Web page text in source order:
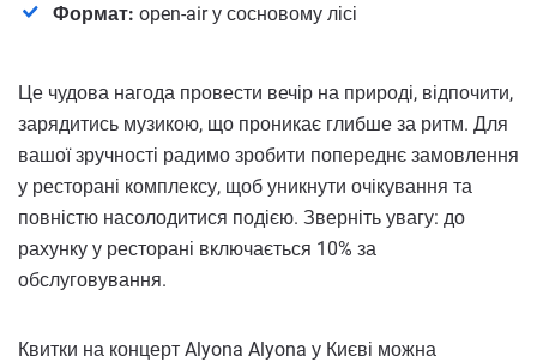
Формат: open-air у сосновому лісі
Це чудова нагода провести вечір на природі, відпочити,
зарядитись музикою, що проникає глибше за ритм. Для
вашої зручності радимо зробити попереднє замовлення
у ресторані комплексу, щоб уникнути очікування та
повністю насолодитися подією. Зверніть увагу: до
рахунку у ресторані включається 10% за
обслуговування.
Квитки на концерт Alyona Alyona у Києві можна